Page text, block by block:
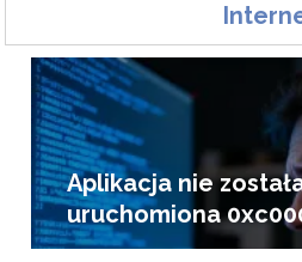
Aplikacja nie
uruchomiona
naprawić?